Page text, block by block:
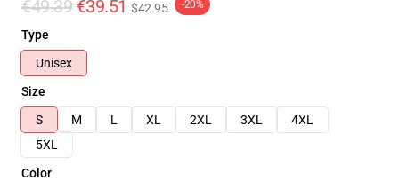
€49.39 €39.51 $42.95 -20%
Type
Unisex
Size
S
M L XL 2XL 3XL
4XL
5XL
Color